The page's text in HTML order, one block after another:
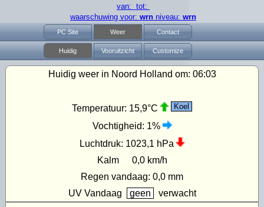
van: tot:
waarschuwing voor: wrn niveau: wrn
PC Site Weer Contact
Huidig Vooruitzicht Customize
Huidig weer in Noord Holland om: 06:03
Temperatuur: 15,9°C Koel
Vochtigheid: 1%
Luchtdruk: 1023,1 hPa
Kalm
0,0 km/h
Regen vandaag: 0,0 mm
UV Vandaag geen verwacht